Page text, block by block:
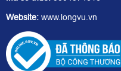
Website: www.longvu.vn